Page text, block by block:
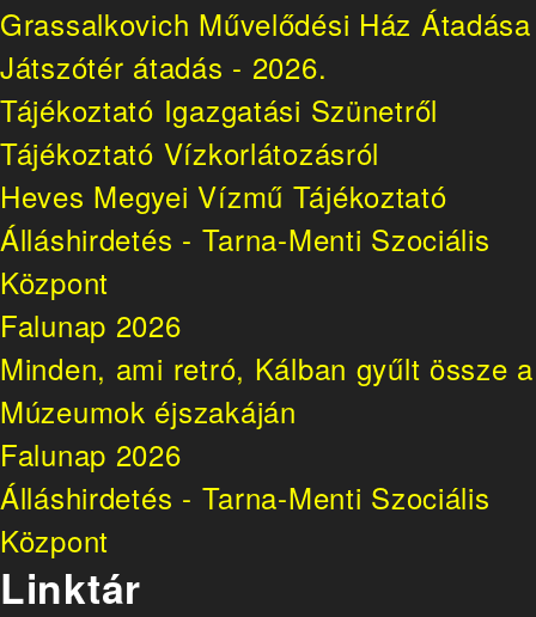
Grassalkovich Művelődési Ház Átadása
Játszótér átadás - 2026.
Tájékoztató Igazgatási Szünetről
Tájékoztató Vízkorlátozásról
Heves Megyei Vízmű Tájékoztató
Álláshirdetés - Tarna-Menti Szociális
Központ
Falunap 2026
Minden, ami retró, Kálban gyűlt össze a
Múzeumok éjszakáján
Falunap 2026
Álláshirdetés - Tarna-Menti Szociális
Központ
Linktár